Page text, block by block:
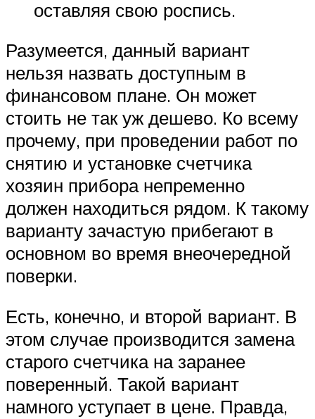
оставляя свою роспись.
Разумеется, данный вариант
нельзя назвать доступным в
финансовом плане. Он может
стоить не так уж дешево. Ко всему
прочему, при проведении работ по
снятию и установке счетчика
хозяин прибора непременно
должен находиться рядом. К такому
варианту зачастую прибегают в
основном во время внеочередной
поверки.
Есть, конечно, и второй вариант. В
этом случае производится замена
старого счетчика на заранее
поверенный. Такой вариант
намного уступает в цене. Правда,